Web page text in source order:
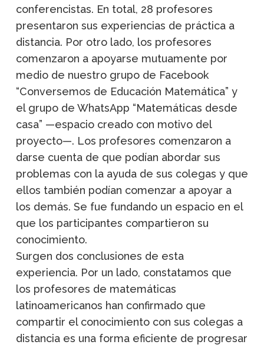
conferencistas. En total, 28 profesores
presentaron sus experiencias de práctica a
distancia. Por otro lado, los profesores
comenzaron a apoyarse mutuamente por
medio de nuestro grupo de Facebook
“Conversemos de Educación Matemática” y
el grupo de WhatsApp “Matemáticas desde
casa” —espacio creado con motivo del
proyecto—. Los profesores comenzaron a
darse cuenta de que podían abordar sus
problemas con la ayuda de sus colegas y que
ellos también podían comenzar a apoyar a
los demás. Se fue fundando un espacio en el
que los participantes compartieron su
conocimiento.
Surgen dos conclusiones de esta
experiencia. Por un lado, constatamos que
los profesores de matemáticas
latinoamericanos han confirmado que
compartir el conocimiento con sus colegas a
distancia es una forma eficiente de progresar